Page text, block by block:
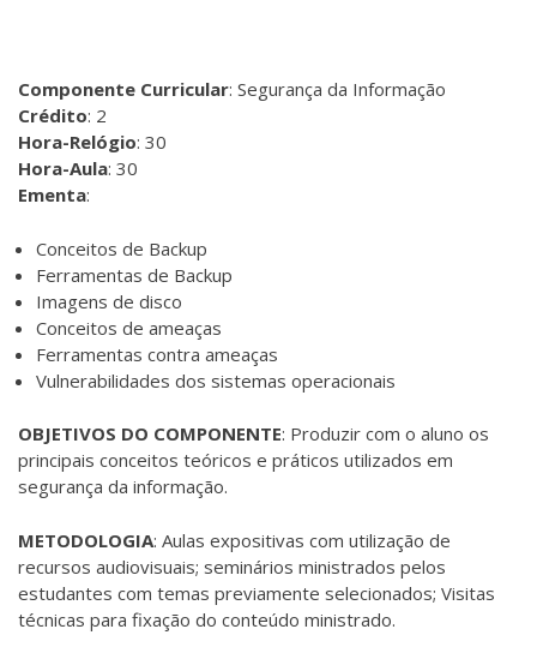
Componente Curricular: Segurança da Informação
Crédito: 2
Hora-Relógio: 30
Hora-Aula: 30
Ementa:
Conceitos de Backup
Ferramentas de Backup
Imagens de disco
Conceitos de ameaças
Ferramentas contra ameaças
Vulnerabilidades dos sistemas operacionais
OBJETIVOS DO COMPONENTE: Produzir com o aluno os
principais conceitos teóricos e práticos utilizados em
segurança da informação.
METODOLOGIA: Aulas expositivas com utilização de
recursos audiovisuais; seminários ministrados pelos
estudantes com temas previamente selecionados; Visitas
técnicas para fixação do conteúdo ministrado.